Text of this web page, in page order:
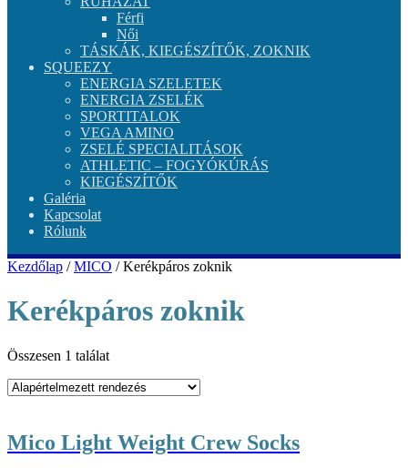
Férfi
Női
TÁSKÁK, KIEGÉSZÍTŐK, ZOKNIK
SQUEEZY
ENERGIA SZELETEK
ENERGIA ZSELÉK
SPORTITALOK
VEGA AMINO
ZSELÉ SPECIALITÁSOK
ATHLETIC – FOGYÓKÚRÁS
KIEGÉSZÍTŐK
Galéria
Kapcsolat
Rólunk
Kezdőlap /MICO / Kerékpáros zoknik
Kerékpáros zoknik
Összesen 1 találat
Mico Light Weight Crew Socks